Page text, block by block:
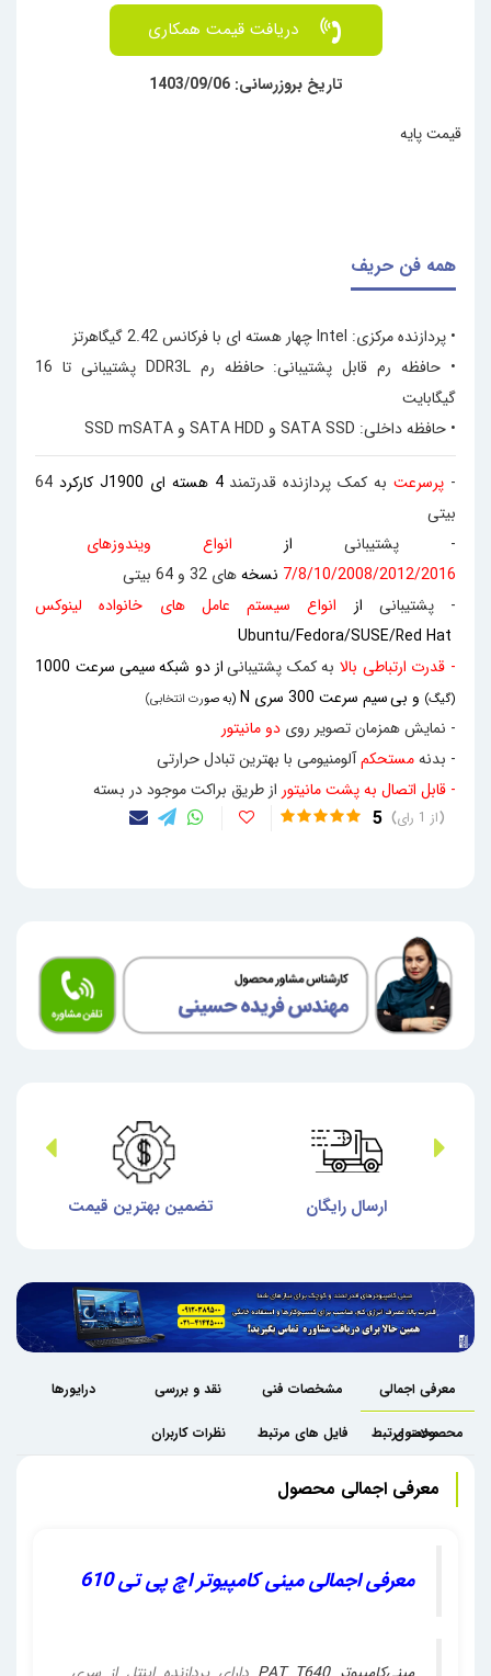
همه فن حریف
• پردازنده مرکزی: Intel چهار هسته ای با فرکانس 2.42 گیگاهرتز
• حافظه رم قابل پشتیبانی: حافظه رم DDR3L پشتیبانی تا 16
گیگابایت
• حافظه داخلی: SATA SSD و SATA HDD و SSD mSATA
- پرسرعت به کمک پردازنده قدرتمند4 هسته ای J1900 کارکرد 64
بیتی
- پشتیبانی از انواع ویندوزهای
7/8/10/2008/2012/2016 نسخههای 32 و 64 بیتی
- پشتیبانی از انواع سیستم عامل های خانواده لینوکس
Ubuntu/Fedora/SUSE/Red Hat
- قدرت ارتباطی بالابه کمک پشتیبانیاز دو شبکهسیمی سرعت 1000
(گیگ) و بیسیم سرعت 300 سری N (به صورت انتخابی)
- نمایش همزمان تصویر روی دو مانیتور
- بدنهمستحکمآلومنیومی با بهترین تبادل حرارتی
- قابل اتصال به پشت مانیتور از طریق براکت موجود در بسته
5 1
قیمت پایه
تاریخ بروزرسانی: 1403/09/06
دریافت قیمت همکاری
ارسال رایگان تضمین بهترین قیمت
معرفی اجمالی
محصول
مشخصات فنی نقد و بررسی درایورها
محصولات مرتبط فایل های مرتبط نظرات کاربران
معرفی اجمالی محصول
معرفی اجمالی مینی کامپیوتر اچ پی تی 610